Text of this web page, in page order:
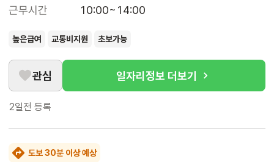
근무시간
10:00~14:00
높은급여 교통비지원 초보가능
관심 일자리정보 더보기
2일전 등록
도보 30분 이상 예상